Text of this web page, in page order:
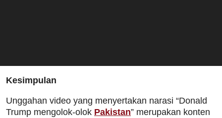
Kesimpulan
Unggahan video yang menyertakan narasi “Donald
Trump mengolok-olok Pakistan” merupakan konten